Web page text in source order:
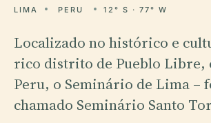
LIMA PERU 12° S · 77° W
Localizado no histórico e
rico distrito de Pueblo Libre,
Peru, o Seminário de Lima –
chamado Seminário Santo